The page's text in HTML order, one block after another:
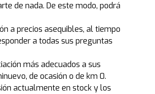
de nada. De este modo, podrá
a precios asequibles, al tiempo
a todas sus preguntas
más adecuados a sus
de ocasión o de km 0.
actualmente en stock y los